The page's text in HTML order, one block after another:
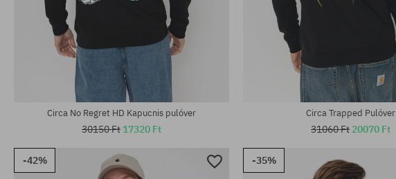
Elérhető méretek:
Elérhető méretek:
Circa No Regret HD Kapucnis pulóver
30150 Ft 17320 Ft
Circa Trapped Pulóver
31060 Ft 20070 Ft
-42% -35%